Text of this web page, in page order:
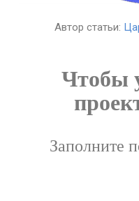
Автор статьи:
Чтобы
Заполните